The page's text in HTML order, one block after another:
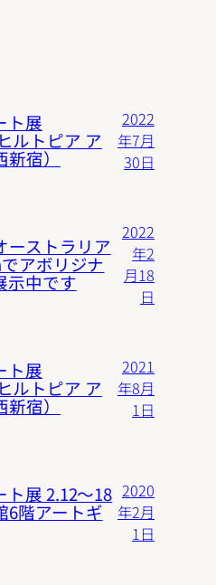
ト展
ルトピア ア
宿）
2022
年7月
30日
ーストラリア
アボリジナ
示中です
2022
年2
月18
日
ト展
ルトピア ア
宿）
2021
年8月
1日
ト展 2.12〜18
6階アートギ
2020
年2月
1日